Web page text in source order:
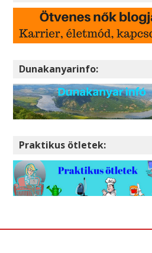
Dunakanyarinfo:
Praktikus ötletek: